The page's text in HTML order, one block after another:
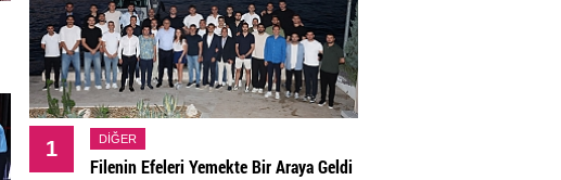
1 DIĞER
Filenin Efeleri Yemekte Bir Araya Geldi